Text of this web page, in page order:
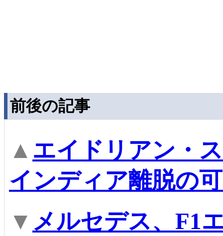
前後の記事
▲ エイドリアン・
インディア離脱の
▼ メルセデス、F1